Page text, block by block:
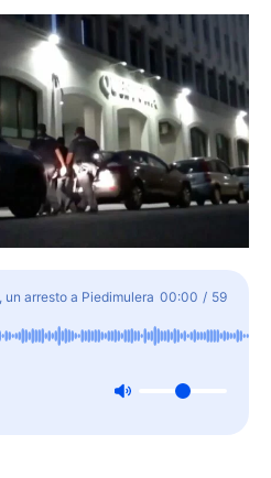
arresto a Piedimulera 00:00 / 59